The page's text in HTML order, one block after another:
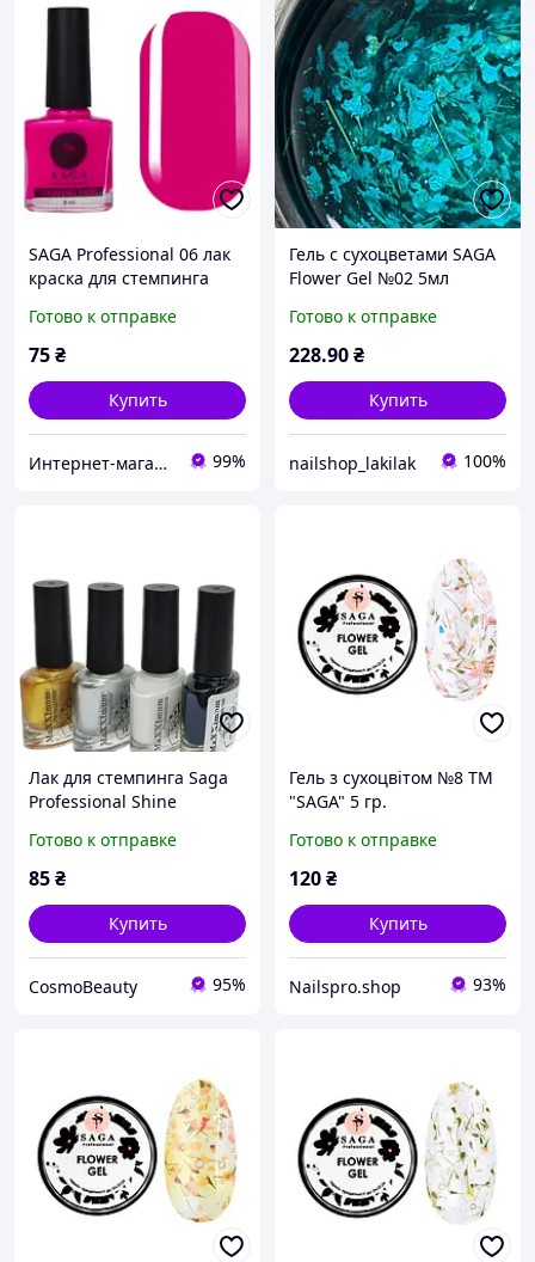
SAGA Professional 06 лак
краска для стемпинга
8 мл.
Готово к отправке
75₴
Купить
Интернет-магазин CityManik Материалы для маникюра 99%
Гель с сухоцветами SAGA
Flower Gel №02 5мл
Готово к отправке
228.90₴
Купить
nailshop_lakilak 100%
Лак для стемпинга Saga
Professional Shine
Готово к отправке
85₴
Купить
CosmoBeauty 95%
Гель з сухоцвітом №8 ТМ
"SAGA" 5 гр.
Готово к отправке
120₴
Купить
Nailspro.shop 93%